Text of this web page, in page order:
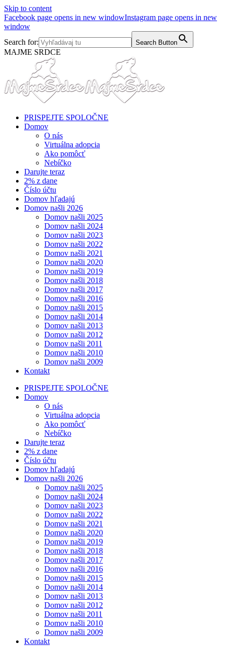
Skip to content
Facebook page opens in new windowInstagram page opens in new
window
Search for:
Search Button
MAJME SRDCE
PRISPEJTE SPOLOČNE
Domov
O nás
Virtuálna adopcia
Ako pomôcť
Nebíčko
Darujte teraz
2% z dane
Číslo účtu
Domov hľadajú
Domov našli 2026
Domov našli 2025
Domov našli 2024
Domov našli 2023
Domov našli 2022
Domov našli 2021
Domov našli 2020
Domov našli 2019
Domov našli 2018
Domov našli 2017
Domov našli 2016
Domov našli 2015
Domov našli 2014
Domov našli 2013
Domov našli 2012
Domov našli 2011
Domov našli 2010
Domov našli 2009
Kontakt
PRISPEJTE SPOLOČNE
Domov
O nás
Virtuálna adopcia
Ako pomôcť
Nebíčko
Darujte teraz
2% z dane
Číslo účtu
Domov hľadajú
Domov našli 2026
Domov našli 2025
Domov našli 2024
Domov našli 2023
Domov našli 2022
Domov našli 2021
Domov našli 2020
Domov našli 2019
Domov našli 2018
Domov našli 2017
Domov našli 2016
Domov našli 2015
Domov našli 2014
Domov našli 2013
Domov našli 2012
Domov našli 2011
Domov našli 2010
Domov našli 2009
Kontakt